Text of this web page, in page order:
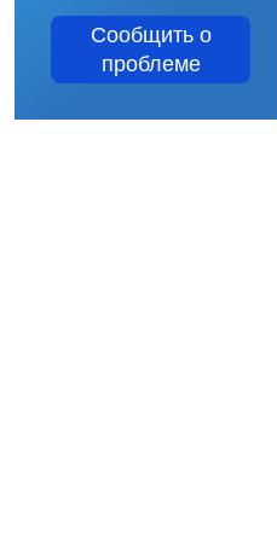
Сообщить о
проблеме